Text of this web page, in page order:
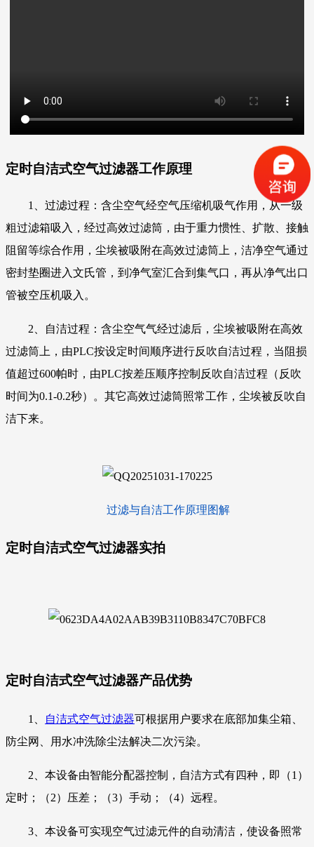
定时自洁式空气过滤器工作原理
1、过滤过程：含尘空气经空气压缩机吸气作用，从一级
粗过滤箱吸入，经过高效过滤筒，由于重力惯性、扩散、接触
阻留等综合作用，尘埃被吸附在高效过滤筒上，洁净空气通过
密封垫圈进入文氏管，到净气室汇合到集气口，再从净气出口
管被空压机吸入。
2、自洁过程：含尘空气气经过滤后，尘埃被吸附在高效
过滤筒上，由PLC按设定时间顺序进行反吹自洁过程，当阻损
值超过600帕时，由PLC按差压顺序控制反吹自洁过程（反吹
时间为0.1-0.2秒）。其它高效过滤筒照常工作，尘埃被反吹自
洁下来。
过滤与自洁工作原理图解
定时自洁式空气过滤器实拍
定时自洁式空气过滤器产品优势
1、 自洁式空气过滤器可根据用户要求在底部加集尘箱、
防尘网、用水冲洗除尘法解决二次污染。
2、本设备由智能分配器控制，自洁方式有四种，即（1）
定时；（2）压差；（3）手动；（4）远程。
3、本设备可实现空气过滤元件的自动清洁，使设备照常